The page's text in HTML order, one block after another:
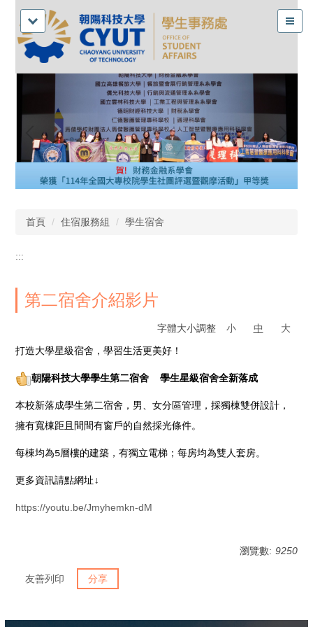
首頁 住宿服務組 學生宿舍
:::
第二宿舍介紹影片
字體大小調整 小 中 大
打造大學星級宿舍，學習生活更美好！
朝陽科技大學學生第二宿舍 學生星級宿舍全新落成
本校新落成學生第二宿舍，男、女分區管理，採獨棟雙併設計，
擁有寬棟距且間間有窗戶的自然採光條件。
每棟均為5層樓的建築，有獨立電梯；每房均為雙人套房。
更多資訊請點網址↓
https://youtu.be/Jmyhemkn-dM
瀏覽數: 9250
友善列印 分享